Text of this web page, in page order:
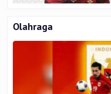
Olahraga